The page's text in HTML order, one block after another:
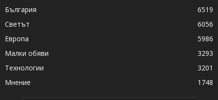
България
6519
Светът
6056
Европа
5986
Малки обяви
3293
Технологии
3201
Мнение
1748